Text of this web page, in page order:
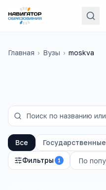
Главная › Вузы › moskva
Все Государственные
Фильтры 1